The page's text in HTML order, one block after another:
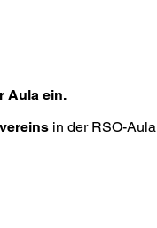
Aula ein.
in der RSO-Aula